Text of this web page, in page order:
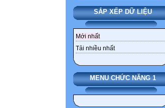
SẮP XẾP DỮ LIỆU
Mới nhất
Tải nhiều nhất
MENU CHỨC NĂNG 1